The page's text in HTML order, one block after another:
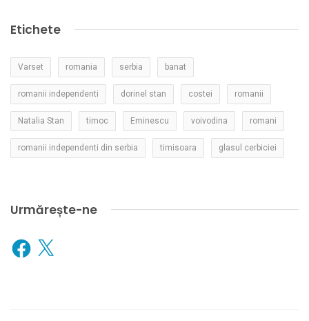
Etichete
Varset romania serbia banat
romanii independenti dorinel stan costei romanii
Natalia Stan timoc Eminescu voivodina romani
romanii independenti din serbia timisoara glasul cerbiciei
Urmărește-ne
Facebook
X